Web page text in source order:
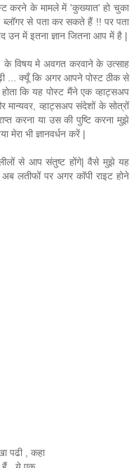
करने के मामले में 'कुख्यात' हो चुका
से पता कर सकते हैं !! पर पता
उन में इतना ज्ञान जितना आप में है |
के विषय मे अवगत करवाने के उत्साह
... क्यूँ कि अगर आपने पोस्ट ठीक से
कि यह पोस्ट मैंने एक व्हाट्सअप
व्हाट्सअप संदेशों के सोत्रों
करना या उस की पुष्टि करना मुझे
भी ज्ञानवर्धन करें |
से आप संतुष्ट होंगे| वैसे मुझे यह
लतीफों पर अगर कॉपी राइट होने
पढी , कहा